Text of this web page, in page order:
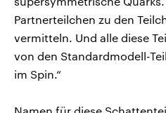
Partnerteilchen zu den
vermitteln. Und alle diese
von den Standardmodell-
im Spin.“